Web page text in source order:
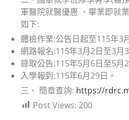
軍醫院就醫優惠 、畢業即就
如下:
體檢作業:公告日起至115年3
網路報名:115年3月2日至3月
錄取公告:115年5月6日至5月
入學報到:115年6月29日。
三、 簡章查詢: https://
Post Views: 200